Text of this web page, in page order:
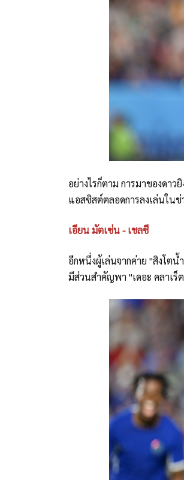
อย่างไรก็ตาม การมาของดาว
แอสซิสต์ตลอดการลงเล่นใน
เอียน มัตเซ่น - เชลซี
อีกหนึ่งผู้เล่นจากค่าย "สิงโต
มีส่วนสำคัญพา "เดอะ คลาเ